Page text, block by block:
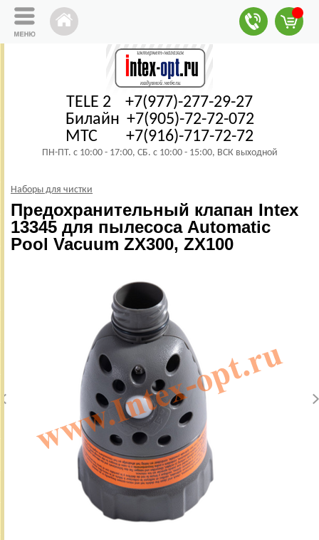
TELE 2 +7(977)-277-29-27
Билайн +7(905)-72-72-072
МТС +7(916)-717-72-72
ПН-ПТ. с 10:00 - 17:00, СБ. с 10:00 - 15:00, ВСК выходной
Наборы для чистки
Предохранительный клапан Intex
13345 для пылесоса Automatic
Pool Vacuum ZX300, ZX100